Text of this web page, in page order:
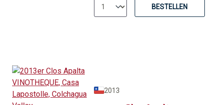
BESTELLEN
2013